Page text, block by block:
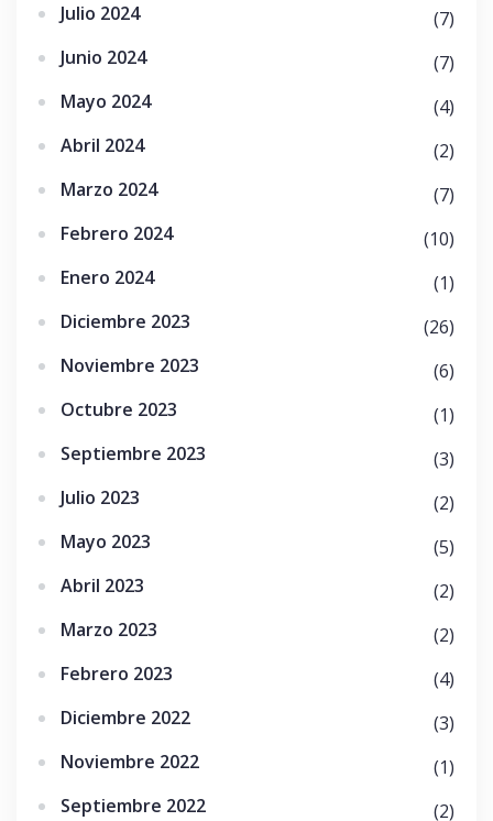
Julio 2024
(7)
Junio 2024
(7)
Mayo 2024
(4)
Abril 2024
(2)
Marzo 2024
(7)
Febrero 2024
(10)
Enero 2024
(1)
Diciembre 2023
(26)
Noviembre 2023
(6)
Octubre 2023
(1)
Septiembre 2023
(3)
Julio 2023
(2)
Mayo 2023
(5)
Abril 2023
(2)
Marzo 2023
(2)
Febrero 2023
(4)
Diciembre 2022
(3)
Noviembre 2022
(1)
Septiembre 2022
(2)